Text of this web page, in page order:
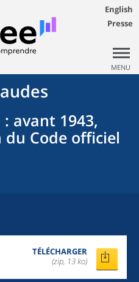
English
Presse
MENU
: avant 1943,
Code officiel
TÉLÉCHARGER
(zip, 13 ko)